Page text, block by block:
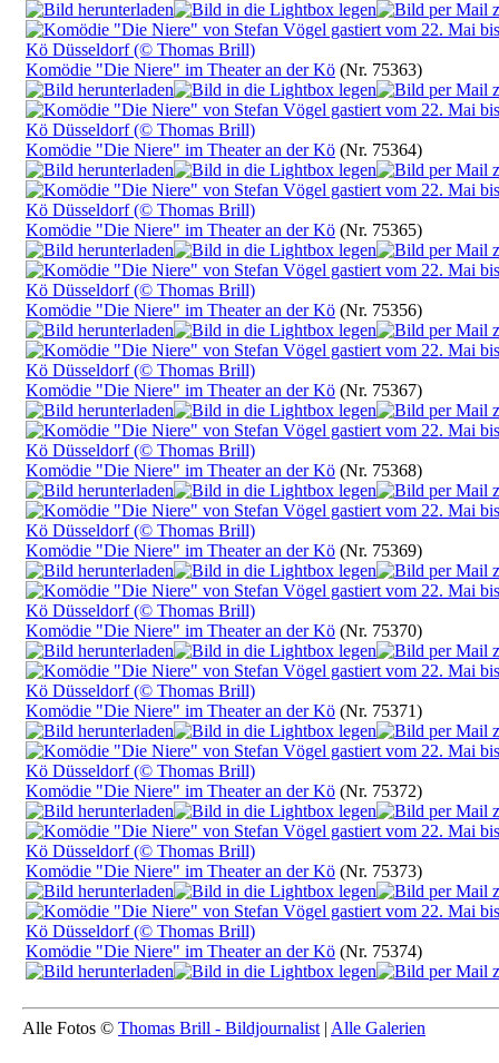
Komödie "Die Niere" im Theater an der Kö (Nr. 75363)
Komödie "Die Niere" im Theater an der Kö (Nr. 75364)
Komödie "Die Niere" im Theater an der Kö (Nr. 75365)
Komödie "Die Niere" im Theater an der Kö (Nr. 75356)
Komödie "Die Niere" im Theater an der Kö (Nr. 75367)
Komödie "Die Niere" im Theater an der Kö (Nr. 75368)
Komödie "Die Niere" im Theater an der Kö (Nr. 75369)
Komödie "Die Niere" im Theater an der Kö (Nr. 75370)
Komödie "Die Niere" im Theater an der Kö (Nr. 75371)
Komödie "Die Niere" im Theater an der Kö (Nr. 75372)
Komödie "Die Niere" im Theater an der Kö (Nr. 75373)
Komödie "Die Niere" im Theater an der Kö (Nr. 75374)
Alle Fotos © Thomas Brill - Bildjournalist | Alle Galerien